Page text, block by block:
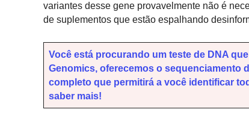
variantes desse gene provavelmente não é
de suplementos que estão espalhando
Você está procurando um teste de DNA
Genomics, oferecemos o sequenciamento
completo que permitirá a você identificar
saber mais!